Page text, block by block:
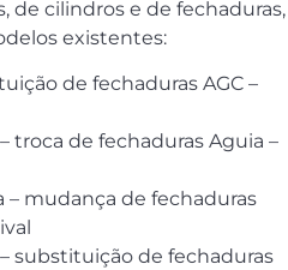
de cilindros e de fechaduras,
existentes:
de fechaduras AGC –
troca de fechaduras Aguia –
mudança de fechaduras
substituição de fechaduras